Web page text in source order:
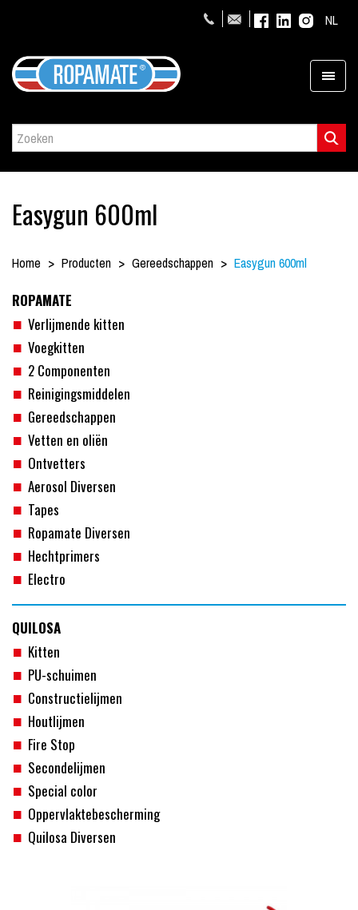
NL
Easygun 600ml
Home Producten Gereedschappen Easygun 600ml
ROPAMATE
Verlijmende kitten
Voegkitten
2 Componenten
Reinigingsmiddelen
Gereedschappen
Vetten en oliën
Ontvetters
Aerosol Diversen
Tapes
Ropamate Diversen
Hechtprimers
Electro
QUILOSA
Kitten
PU-schuimen
Constructielijmen
Houtlijmen
Fire Stop
Secondelijmen
Special color
Oppervlaktebescherming
Quilosa Diversen